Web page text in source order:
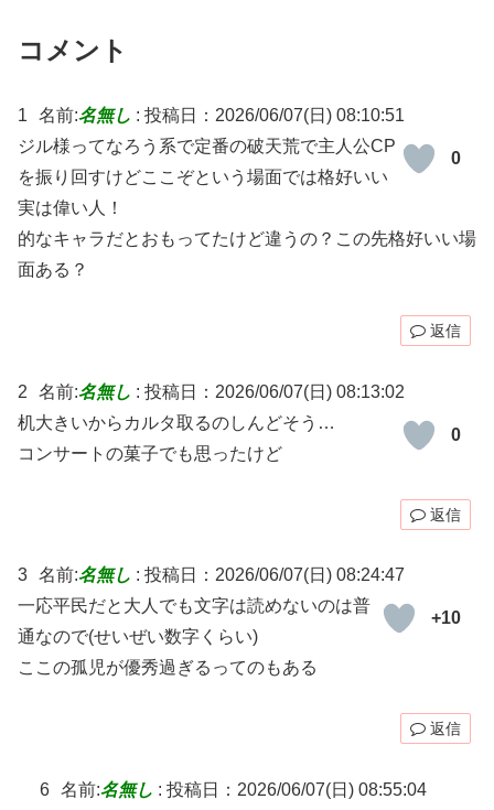
コメント
1 名前:名無し : 投稿日：2026/06/07(日) 08:10:51
0
ジル様ってなろう系で定番の破天荒で主人公CP
を振り回すけどここぞという場面では格好いい
実は偉い人！
的なキャラだとおもってたけど違うの？この先格好いい場
面ある？
返信
2 名前:名無し : 投稿日：2026/06/07(日) 08:13:02
0
机大きいからカルタ取るのしんどそう…
コンサートの菓子でも思ったけど
返信
3 名前:名無し : 投稿日：2026/06/07(日) 08:24:47
+10
一応平民だと大人でも文字は読めないのは普
通なので(せいぜい数字くらい)
ここの孤児が優秀過ぎるってのもある
返信
6 名前:名無し : 投稿日：2026/06/07(日) 08:55:04